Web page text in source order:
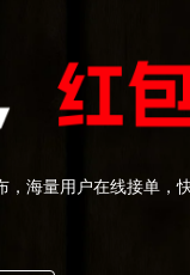
海量用户在线接单，